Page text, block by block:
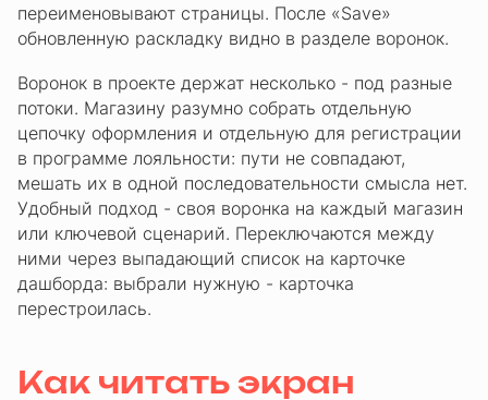
переименовывают страницы. После «Save»
обновленную раскладку видно в разделе воронок.
Воронок в проекте держат несколько - под разные
потоки. Магазину разумно собрать отдельную
цепочку оформления и отдельную для регистрации
в программе лояльности: пути не совпадают,
мешать их в одной последовательности смысла нет.
Удобный подход - своя воронка на каждый магазин
или ключевой сценарий. Переключаются между
ними через выпадающий список на карточке
дашборда: выбрали нужную - карточка
перестроилась.
Как читать экран